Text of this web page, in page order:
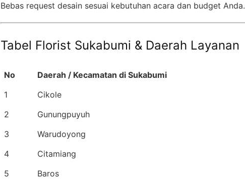
Bebas request desain sesuai kebutuhan acara dan budget Anda.
Tabel Florist Sukabumi & Daerah Layanan
No
Daerah / Kecamatan di Sukabumi
1
Cikole
2
Gunungpuyuh
3
Warudoyong
4
Citamiang
5
Baros